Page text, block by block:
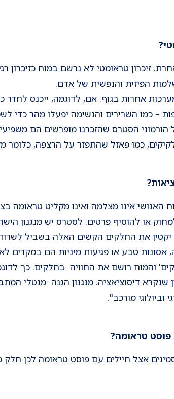
זיכרון טראומטי לא נרשם במוח כזיכרון
הפיזית והנפשית של אדם.
אחרות בגוף. אם, לדוגמה, ייכנס לחדר
– כמו השרירים והנשימה יפעלו מהר כדי
הורמוני הסטרס שהזכרנו מופרשים הם
כמו פאזל שהתפזר על הרצפה, כלומר
האנושי אינו מצלמה ואינו מקליט טראומה
או להוסיף פרטים. לסטרס יש מנגנון
את החלקים הקשים האלה בשביל
אסונות טבע או פגיעות מיניות הם במקרים
והמוח רושם את החוויה בחלקים. כך
שנקרא דיסוציאציה. מנגנון הגנה מנטלי
וביולוגי מורכב".
פוסט טראומה?
אצל חיילים עם פוסט טראומה לכן